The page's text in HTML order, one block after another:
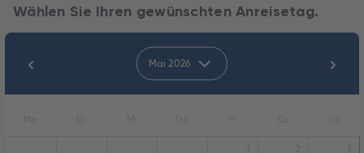
Wählen Sie Ihren gewünschten Anreisetag.
Mai 2026